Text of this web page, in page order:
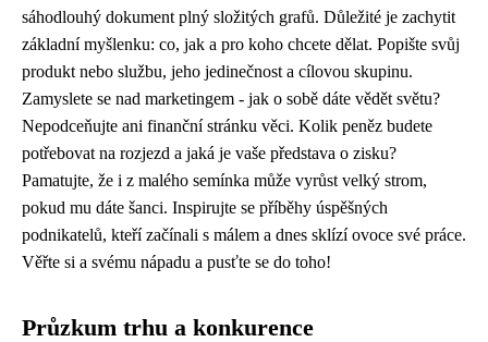
sáhodlouhý dokument plný složitých grafů. Důležité je zachytit
základní myšlenku: co, jak a pro koho chcete dělat. Popište svůj
produkt nebo službu, jeho jedinečnost a cílovou skupinu.
Zamyslete se nad marketingem - jak o sobě dáte vědět světu?
Nepodceňujte ani finanční stránku věci. Kolik peněz budete
potřebovat na rozjezd a jaká je vaše představa o zisku?
Pamatujte, že i z malého semínka může vyrůst velký strom,
pokud mu dáte šanci. Inspirujte se příběhy úspěšných
podnikatelů, kteří začínali s málem a dnes sklízí ovoce své práce.
Věřte si a svému nápadu a pusťte se do toho!
Průzkum trhu a konkurence